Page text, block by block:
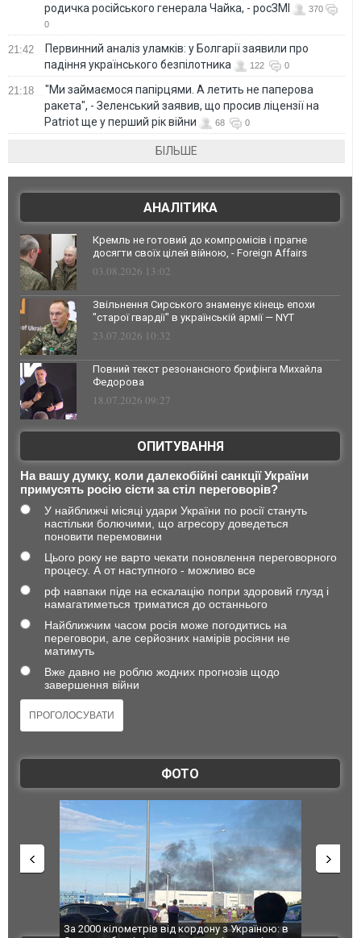
родичка російського генерала Чайка, - росЗМІ
370
0
21:42
Первинний аналіз уламків: у Болгарії заявили про
падіння українського безпілотника
122 0
21:18
"Ми займаємося папірцями. А летить не паперова
ракета", - Зеленський заявив, що просив ліцензії на
Patriot ще у перший рік війни
68 0
БІЛЬШЕ
АНАЛІТИКА
Кремль не готовий до компромісів і прагне
досягти своїх цілей війною, - Foreign Affairs
03.08.2026 13:02
Звільнення Сирського знаменує кінець епохи
"старої гвардії" в українській армії — NYT
23.07.2026 10:32
Повний текст резонансного брифінга Михайла
Федорова
18.07.2026 09:27
ОПИТУВАННЯ
На вашу думку, коли далекобійні санкції України
примусять росію сісти за стіл переговорів?
У найближчі місяці удари України по росії стануть
настільки болючими, що агресору доведеться
поновити перемовини
Цього року не варто чекати поновлення переговорного
процесу. А от наступного - можливо все
рф навпаки піде на ескалацію попри здоровий глузд і
намагатиметься триматися до останнього
Найближчим часом росія може погодитись на
переговори, але серйозних намірів росіяни не
матимуть
Вже давно не роблю жодних прогнозів щодо
завершення війни
ФОТО
За 2000 кілометрів від кордону з Україною: в
"Мої